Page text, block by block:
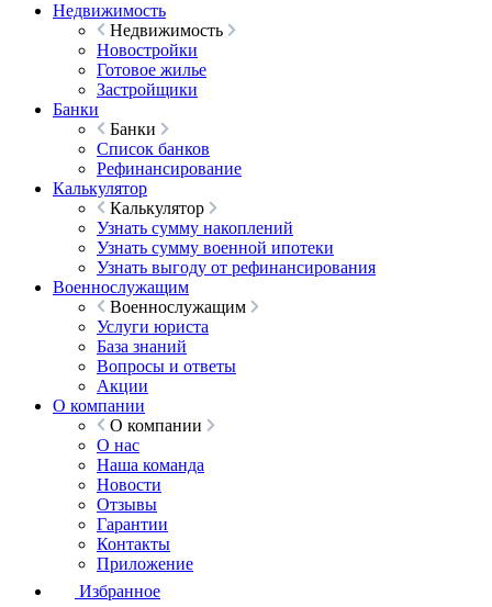
Недвижимость
Недвижимость
Новостройки
Готовое жилье
Застройщики
Банки
Банки
Список банков
Рефинансирование
Калькулятор
Калькулятор
Узнать сумму накоплений
Узнать сумму военной ипотеки
Узнать выгоду от рефинансирования
Военнослужащим
Военнослужащим
Услуги юриста
База знаний
Вопросы и ответы
Акции
О компании
О компании
О нас
Наша команда
Новости
Отзывы
Гарантии
Контакты
Приложение
Избранное